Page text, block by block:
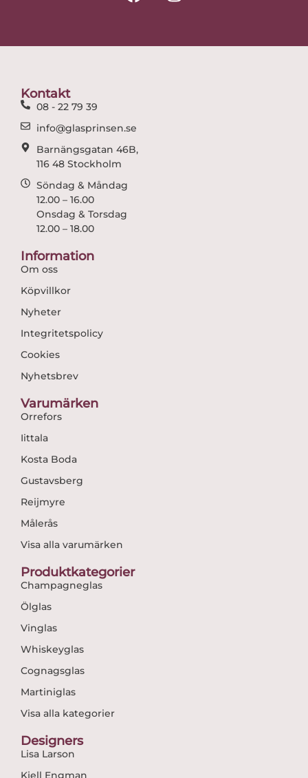
Kontakt
08 - 22 79 39
info@glasprinsen.se
Barnängsgatan 46B,
116 48 Stockholm
Söndag & Måndag
12.00 – 16.00
Onsdag & Torsdag
12.00 – 18.00
Information
Om oss
Köpvillkor
Nyheter
Integritetspolicy
Cookies
Nyhetsbrev
Varumärken
Orrefors
Iittala
Kosta Boda
Gustavsberg
Reijmyre
Målerås
Visa alla varumärken
Produktkategorier
Champagneglas
Ölglas
Vinglas
Whiskeyglas
Cognagsglas
Martiniglas
Visa alla kategorier
Designers
Lisa Larson
Kjell Engman